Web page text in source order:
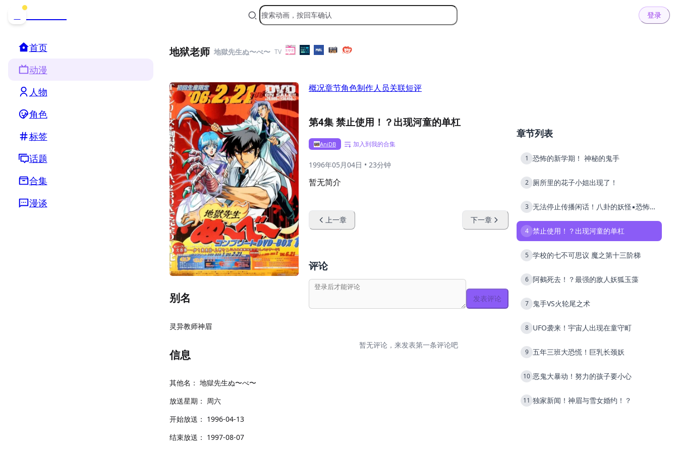
登录
首页
动漫
人物
角色
标签
话题
合集
漫谈
地狱老师 地獄先生ぬ〜べ〜 TV
别名
灵异教师神眉
信息
其他名： 地獄先生ぬ〜べ〜
放送星期： 周六
开始放送： 1996-04-13
结束放送： 1997-08-07
概况章节角色制作人员关联短评
第4集 禁止使用！？出现河童的单杠
AniDB 加入到我的合集
1996年05月04日 • 23分钟
暂无简介
上一章 下一章
评论
发表评论
暂无评论，来发表第一条评论吧
章节列表
1 恐怖的新学期！ 神秘的鬼手
2 厕所里的花子小姐出现了！
3 无法停止传播闲话！八卦的妖怪▪恐怖的
4 禁止使用！？出现河童的单杠
5 学校的七不可思议 魔之第十三阶梯
6 阿鵺死去！？最强的敌人妖狐玉藻
7 鬼手VS火轮尾之术
8 UFO袭来！宇宙人出现在童守町
9 五年三班大恐慌！巨乳长颈妖
10 恶鬼大暴动！努力的孩子要小心
11 独家新闻！神眉与雪女婚约！？